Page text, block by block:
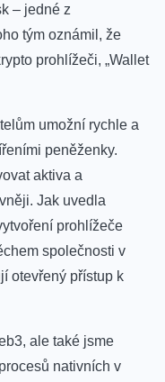
– jedné z
tým oznámil, že
prohlížeči, „Wallet
umožní rychle a
peněženky.
aktiva a
Jak uvedla
prohlížeče
společnosti v
otevřený přístup k
ale také jsme
nativních v